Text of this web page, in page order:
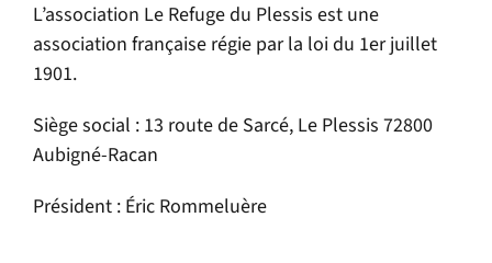
L’association Le Refuge du Plessis est une
association française régie par la loi du 1er juillet
1901.
Siège social : 13 route de Sarcé, Le Plessis 72800
Aubigné-Racan
Président : Éric Rommeluère